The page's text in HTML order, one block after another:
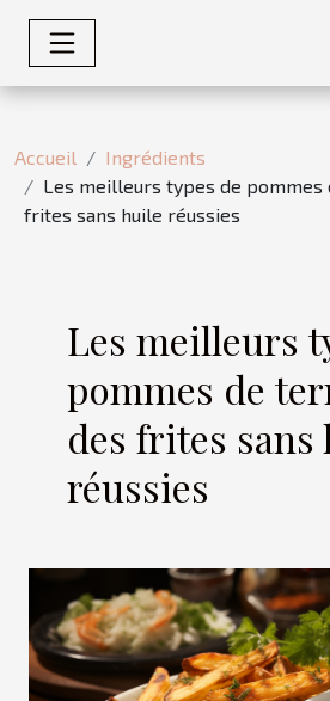
Accueil
Ingrédients
Les meilleurs types de
frites sans huile réussies
Les meilleurs
pommes de
des frites sans
réussies